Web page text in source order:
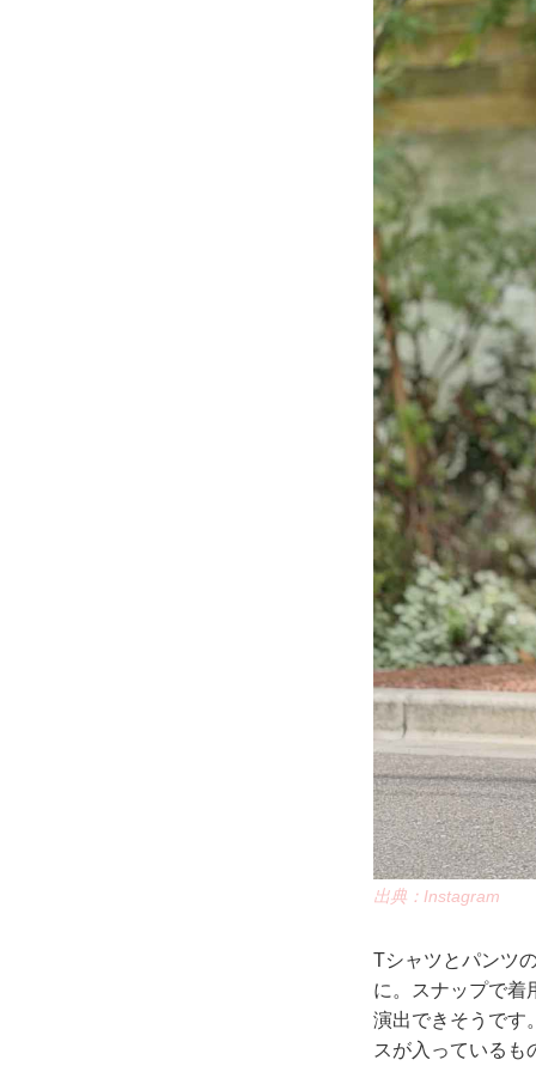
出典：Instagram
Tシャツとパンツ
に。スナップで着
演出できそうです
スが入っている